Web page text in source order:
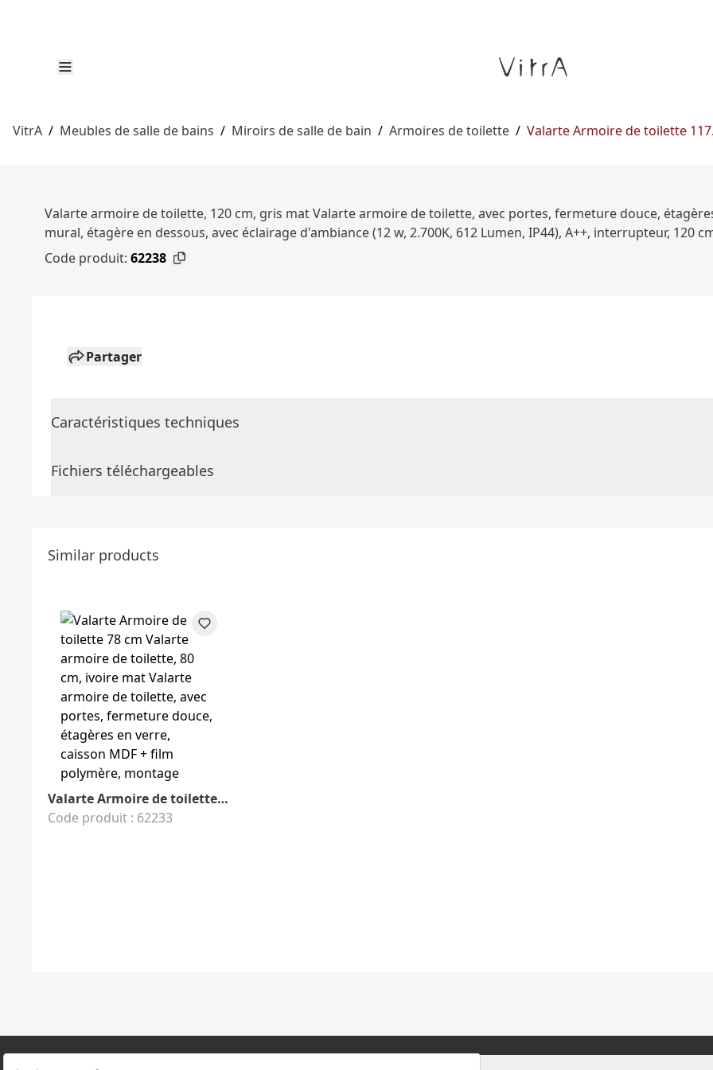
VitrA / Meubles de salle de bains / Miroirs de salle de bain / Armoires de toilette / Valarte Armoire de toilette
Valarte armoire de toilette, 120 cm, gris mat Valarte armoire de toilette, avec portes, fermeture douce,
mural, étagère en dessous, avec éclairage d'ambiance (12 w, 2.700K, 612 Lumen, IP44), A++, interrupteur, 120
Code produit: 62238
Partager
Caractéristiques techniques
Fichiers téléchargeables
Similar products
Valarte Armoire de toilette 78 cm
Code produit : 62233